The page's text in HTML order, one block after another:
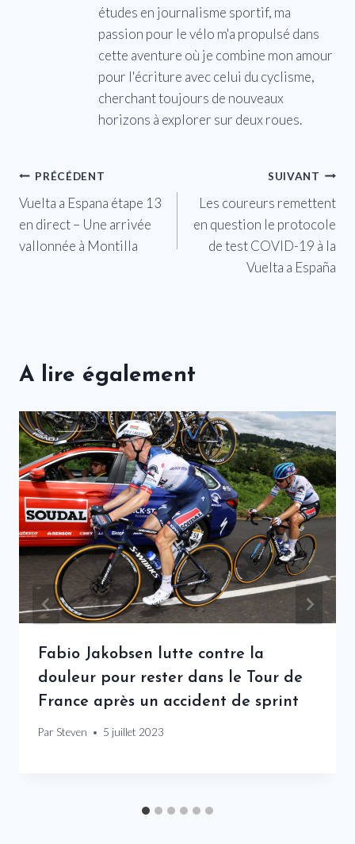
études en journalisme sportif, ma
passion pour le vélo m'a propulsé dans
cette aventure où je combine mon amour
pour l'écriture avec celui du cyclisme,
cherchant toujours de nouveaux
horizons à explorer sur deux roues.
Navigation
de
l’article
PRÉCÉDENT
Vuelta a Espana étape 13
en direct – Une arrivée
vallonnée à Montilla
SUIVANT
Les coureurs remettent
en question le protocole
de test COVID-19 à la
Vuelta a España
A lire également
Fabio Jakobsen lutte contre la
douleur pour rester dans le Tour de
France après un accident de sprint
Par Steven 5 juillet 2023